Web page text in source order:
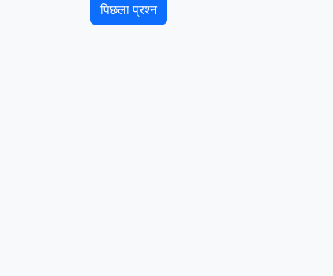
पिछला प्रश्न